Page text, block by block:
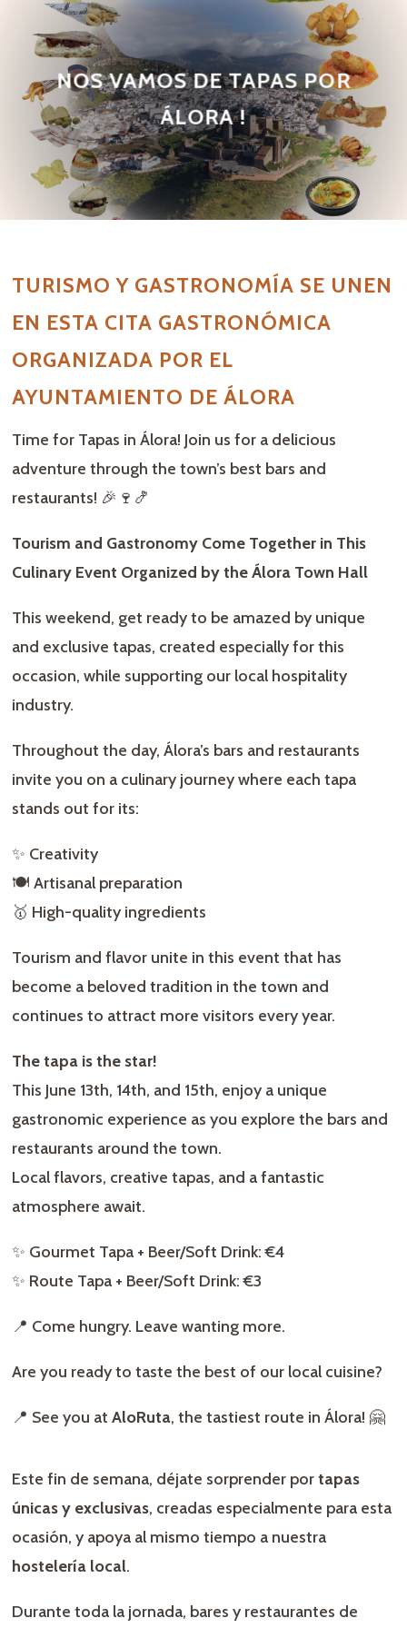
NOS VAMOS DE TAPAS POR
ÁLORA !
TURISMO Y GASTRONOMÍA SE UNEN
EN ESTA CITA GASTRONÓMICA
ORGANIZADA POR EL
AYUNTAMIENTO DE ÁLORA
Time for Tapas in Álora! Join us for a delicious
adventure through the town’s best bars and
restaurants! 🎉🍷🍤
Tourism and Gastronomy Come Together in This
Culinary Event Organized by the Álora Town Hall
This weekend, get ready to be amazed by unique
and exclusive tapas, created especially for this
occasion, while supporting our local hospitality
industry.
Throughout the day, Álora’s bars and restaurants
invite you on a culinary journey where each tapa
stands out for its:
✨ Creativity
🍽️ Artisanal preparation
🥇 High-quality ingredients
Tourism and flavor unite in this event that has
become a beloved tradition in the town and
continues to attract more visitors every year.
The tapa is the star!
This June 13th, 14th, and 15th, enjoy a unique
gastronomic experience as you explore the bars and
restaurants around the town.
Local flavors, creative tapas, and a fantastic
atmosphere await.
✨ Gourmet Tapa + Beer/Soft Drink: €4
✨ Route Tapa + Beer/Soft Drink: €3
📍 Come hungry. Leave wanting more.
Are you ready to taste the best of our local cuisine?
📍 See you atAloRuta, the tastiest route in Álora! 🤗
Este fin de semana, déjate sorprender portapas
únicas y exclusivas, creadas especialmente para esta
ocasión, y apoya al mismo tiempo a nuestra
hostelería local.
Durante toda la jornada, bares y restaurantes de